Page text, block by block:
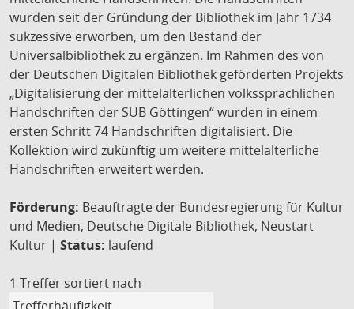
wurden seit der Gründung der Bibliothek im Jahr 1734
sukzessive erworben, um den Bestand der
Universalbibliothek zu ergänzen. Im Rahmen des von
der Deutschen Digitalen Bibliothek geförderten Projekts
„Digitalisierung der mittelalterlichen volkssprachlichen
Handschriften der SUB Göttingen“ wurden in einem
ersten Schritt 74 Handschriften digitalisiert. Die
Kollektion wird zukünftig um weitere mittelalterliche
Handschriften erweitert werden.
Förderung: Beauftragte der Bundesregierung für Kultur
und Medien, Deutsche Digitale Bibliothek, Neustart
Kultur | Status: laufend
1 Treffer sortiert nach